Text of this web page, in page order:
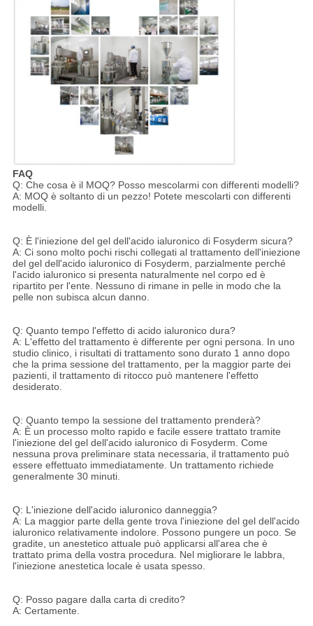
FAQ
Q: Che cosa è il MOQ? Posso mescolarmi con differenti modelli?
A: MOQ è soltanto di un pezzo! Potete mescolarti con differenti
modelli.
Q: È l'iniezione del gel dell'acido ialuronico di Fosyderm sicura?
A: Ci sono molto pochi rischi collegati al trattamento dell'iniezione
del gel dell'acido ialuronico di Fosyderm, parzialmente perché
l'acido ialuronico si presenta naturalmente nel corpo ed è
ripartito per l'ente. Nessuno di rimane in pelle in modo che la
pelle non subisca alcun danno.
Q: Quanto tempo l'effetto di acido ialuronico dura?
A: L'effetto del trattamento è differente per ogni persona. In uno
studio clinico, i risultati di trattamento sono durato 1 anno dopo
che la prima sessione del trattamento, per la maggior parte dei
pazienti, il trattamento di ritocco può mantenere l'effetto
desiderato.
Q: Quanto tempo la sessione del trattamento prenderà?
A: È un processo molto rapido e facile essere trattato tramite
l'iniezione del gel dell'acido ialuronico di Fosyderm. Come
nessuna prova preliminare stata necessaria, il trattamento può
essere effettuato immediatamente. Un trattamento richiede
generalmente 30 minuti.
Q: L'iniezione dell'acido ialuronico danneggia?
A: La maggior parte della gente trova l'iniezione del gel dell'acido
ialuronico relativamente indolore. Possono pungere un poco. Se
gradite, un anestetico attuale può applicarsi all'area che è
trattato prima della vostra procedura. Nel migliorare le labbra,
l'iniezione anestetica locale è usata spesso.
Q: Posso pagare dalla carta di credito?
A: Certamente.